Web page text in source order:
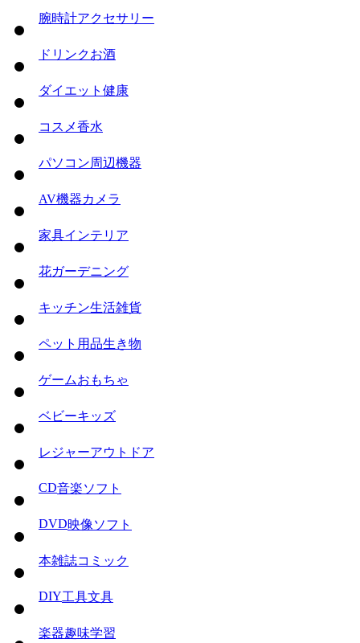
腕時計アクセサリー
ドリンクお酒
ダイエット 健康
コスメ香水
パソコン周辺機器
AV機器カメラ
家具インテリア
花ガーデニング
キッチン生活雑貨
ペット用品生き物
ゲームおもちゃ
ベビーキッズ
レジャーアウトドア
CD音楽ソフト
DVD映像ソフト
本雑誌コミック
DIY工具文具
楽器趣味学習